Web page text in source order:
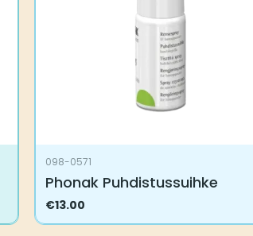
098-0571
Phonak Puhdistussuihke
€13.00